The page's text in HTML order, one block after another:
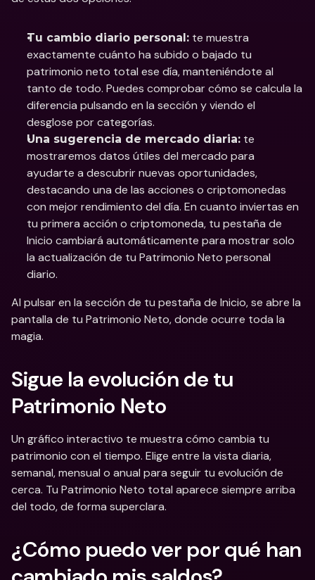
Tu cambio diario personal: te muestra
exactamente cuánto ha subido o bajado tu
patrimonio neto total ese día, manteniéndote al
tanto de todo. Puedes comprobar cómo se calcula la
diferencia pulsando en la sección y viendo el
desglose por categorías.
Una sugerencia de mercado diaria: te
mostraremos datos útiles del mercado para
ayudarte a descubrir nuevas oportunidades,
destacando una de las acciones o criptomonedas
con mejor rendimiento del día. En cuanto inviertas en
tu primera acción o criptomoneda, tu pestaña de
Inicio cambiará automáticamente para mostrar solo
la actualización de tu Patrimonio Neto personal
diario.
Al pulsar en la sección de tu pestaña de Inicio, se abre la
pantalla de tu Patrimonio Neto, donde ocurre toda la
magia.
Sigue la evolución de tu
Patrimonio Neto
Un gráfico interactivo te muestra cómo cambia tu
patrimonio con el tiempo. Elige entre la vista diaria,
semanal, mensual o anual para seguir tu evolución de
cerca. Tu Patrimonio Neto total aparece siempre arriba
del todo, de forma superclara.
¿Cómo puedo ver por qué han